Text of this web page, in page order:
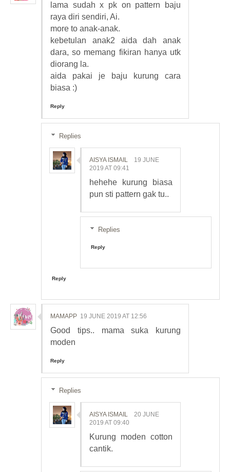
lama sudah x pk on pattern baju
raya diri sendiri, Ai.
more to anak-anak.
kebetulan anak2 aida dah anak
dara, so memang fikiran hanya utk
diorang la.
aida pakai je baju kurung cara
biasa :)
Reply
Replies
AISYA ISMAIL
19 JUNE
2019 AT 09:41
hehehe kurung biasa
pun sti pattern gak tu..
Replies
Reply
Reply
MAMAPP 19 JUNE 2019 AT 12:56
Good tips.. mama suka kurung
moden
Reply
Replies
AISYA ISMAIL
20 JUNE
2019 AT 09:40
Kurung moden cotton
cantik.